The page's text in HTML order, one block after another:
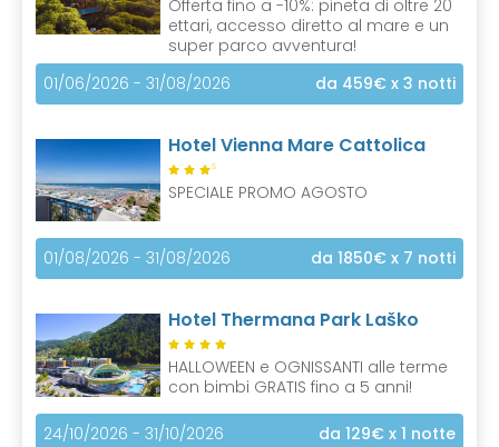
Offerta fino a -10%: pineta di oltre 20
ettari, accesso diretto al mare e un
super parco avventura!
01/06/2026 - 31/08/2026
da 459€ x 3 notti
Hotel Vienna Mare Cattolica
S
SPECIALE PROMO AGOSTO
01/08/2026 - 31/08/2026 da 1850€ x 7 notti
Hotel Thermana Park Laško
HALLOWEEN e OGNISSANTI alle terme
con bimbi GRATIS fino a 5 anni!
24/10/2026 - 31/10/2026 da 129€ x 1 notte